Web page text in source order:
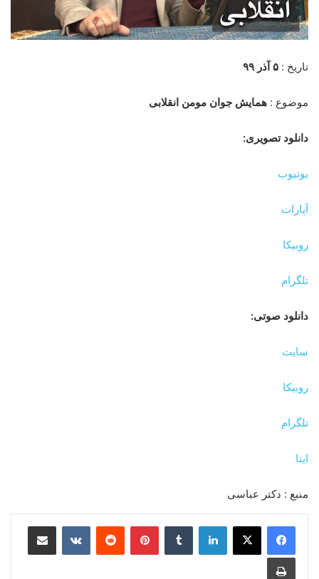
تاریخ : ۵ آذر ۹۹
موضوع : همایش جوان مومن انقلابی
دانلود تصویری:
یوتیوب
آپارات
روبیکا
تلگرام
دانلود صوتی:
سایت
روبیکا
تلگرام
ایتا
منبع : دکتر عباسی
لینکدین ‫تامبلر ‫پین‌ترست‫رددیت ‫VKontakteاشتراک گذاری از طریق ایمیل
چاپ